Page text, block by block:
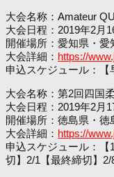
大会名称：Amateur
大会日程：2019年2月
開催場所：愛知県・愛
大会詳細： https://
申込スケジュール：【
大会名称：第2回四国
大会日程：2019年2月
開催場所：徳島県・徳
大会詳細： https://
申込スケジュール：【
切】2/1【最終締切】2/